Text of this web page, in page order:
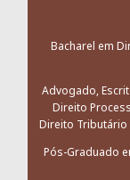
Bacharel em
Advogado,
Direito
Direito Tributário
Pós-Graduado